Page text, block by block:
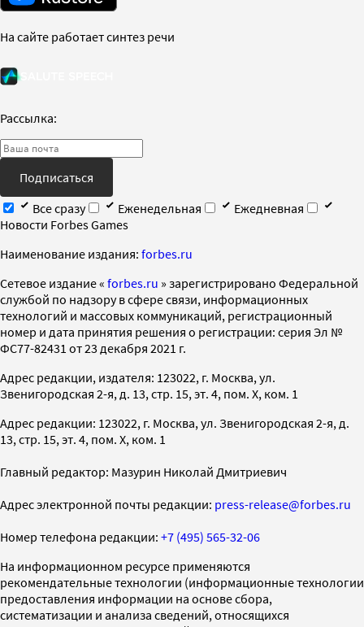
На сайте работает синтез речи
Рассылка:
Подписаться
Все сразу
Еженедельная
Ежедневная
Новости Forbes Games
Наименование издания: forbes.ru
Cетевое издание « forbes.ru » зарегистрировано Федеральной
службой по надзору в сфере связи, информационных
технологий и массовых коммуникаций, регистрационный
номер и дата принятия решения о регистрации: серия Эл №
ФС77-82431 от 23 декабря 2021 г.
Адрес редакции, издателя: 123022, г. Москва, ул.
Звенигородская 2-я, д. 13, стр. 15, эт. 4, пом. X, ком. 1
Адрес редакции: 123022, г. Москва, ул. Звенигородская 2-я, д.
13, стр. 15, эт. 4, пом. X, ком. 1
Главный редактор: Мазурин Николай Дмитриевич
Адрес электронной почты редакции: press-release@forbes.ru
Номер телефона редакции: +7 (495) 565-32-06
На информационном ресурсе применяются
рекомендательные технологии (информационные технологии
предоставления информации на основе сбора,
систематизации и анализа сведений, относящихся